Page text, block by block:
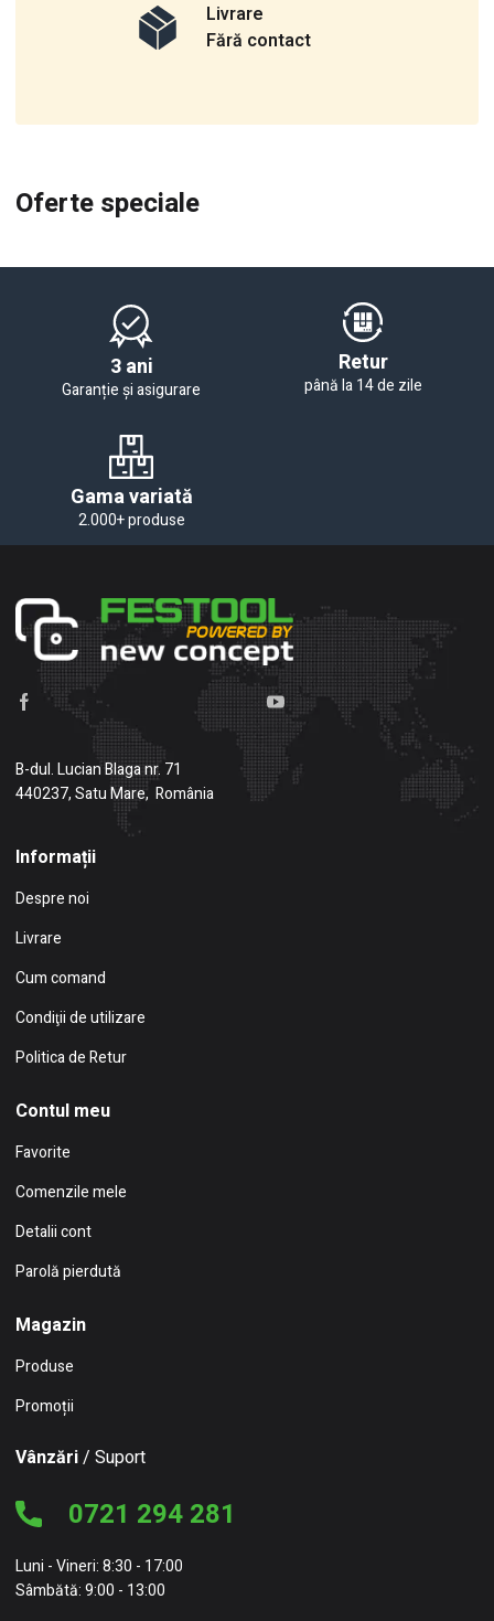
Livrare
Fără contact
Oferte speciale
3 ani
Garanție și asigurare
Retur
până la 14 de zile
Gama variată
2.000+ produse
B-dul. Lucian Blaga nr. 71
440237, Satu Mare, România
Informații
Despre noi
Livrare
Cum comand
Condiţii de utilizare
Politica de Retur
Contul meu
Favorite
Comenzile mele
Detalii cont
Parolă pierdută
Magazin
Produse
Promoții
Vânzări/ Suport
0721 294 281
Luni - Vineri: 8:30 - 17:00
Sâmbătă: 9:00 - 13:00